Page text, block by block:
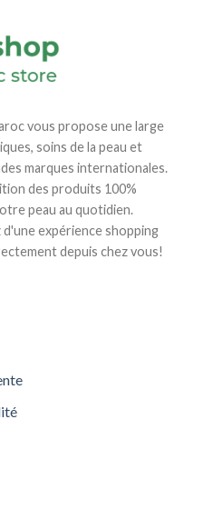
vous propose une large
soins de la peau et
marques internationales.
des produits 100%
peau au quotidien.
expérience shopping
depuis chez vous!